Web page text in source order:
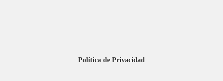
Política de Privacidad